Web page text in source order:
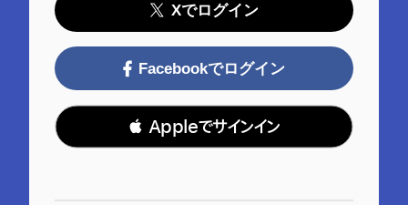
Xでログイン
Facebookでログイン
 Appleでサインイン